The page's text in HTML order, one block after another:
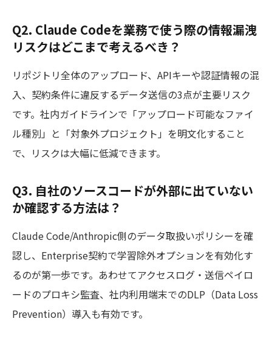
Q2. Claude Codeを業務で使う際の情報漏洩
リスクはどこまで考えるべき？
リポジトリ全体のアップロード、APIキーや認証情報の混
入、契約条件に違反するデータ送信の3点が主要リスク
です。社内ガイドラインで「アップロード可能なファイ
ル種別」と「対象外プロジェクト」を明文化すること
で、リスクは大幅に低減できます。
Q3. 自社のソースコードが外部に出ていない
か確認する方法は？
Claude Code/Anthropic側のデータ取扱いポリシーを確
認し、Enterprise契約で学習除外オプションを有効化す
るのが第一歩です。あわせてアクセスログ・送信ペイロ
ードのプロキシ監査、社内利用端末でのDLP（Data Loss
Prevention）導入も有効です。